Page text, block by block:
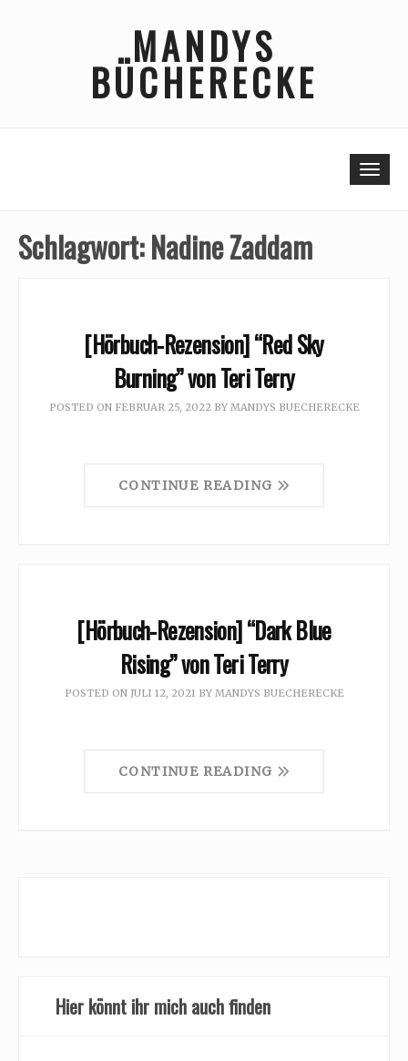
MANDYS
BÜCHERECKE
Schlagwort:Nadine Zaddam
[Hörbuch-Rezension] “Red Sky
Burning” von Teri Terry
POSTED ON FEBRUAR 25, 2022BY MANDYS BUECHERECKE
CONTINUE READING
[Hörbuch-Rezension] “Dark Blue
Rising” von Teri Terry
POSTED ON JULI 12, 2021 BY MANDYS BUECHERECKE
CONTINUE READING
Hier könnt ihr mich auch finden